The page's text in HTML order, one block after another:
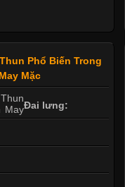
Phổ Biến Trong
Mặc
Đai lưng: